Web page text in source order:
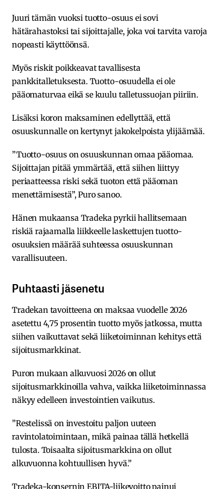
Juuri tämän vuoksi tuotto-osuus ei sovi
hätärahastoksi tai sijoittajalle, joka voi tarvita varoja
nopeasti käyttöönsä.
Myös riskit poikkeavat tavallisesta
pankkitalletuksesta. Tuotto-osuudella ei ole
pääomaturvaa eikä se kuulu talletussuojan piiriin.
Lisäksi koron maksaminen edellyttää, että
osuuskunnalle on kertynyt jakokelpoista ylijäämää.
”Tuotto-osuus on osuuskunnan omaa pääomaa.
Sijoittajan pitää ymmärtää, että siihen liittyy
periaatteessa riski sekä tuoton että pääoman
menettämisestä”, Puro sanoo.
Hänen mukaansa Tradeka pyrkii hallitsemaan
riskiä rajaamalla liikkeelle laskettujen tuotto-
osuuksien määrää suhteessa osuuskunnan
varallisuuteen.
Puhtaasti jäsenetu
Tradekan tavoitteena on maksaa vuodelle 2026
asetettu 4,75 prosentin tuotto myös jatkossa, mutta
siihen vaikuttavat sekä liiketoiminnan kehitys että
sijoitusmarkkinat.
Puron mukaan alkuvuosi 2026 on ollut
sijoitusmarkkinoilla vahva, vaikka liiketoiminnassa
näkyy edelleen investointien vaikutus.
”Restelissä on investoitu paljon uuteen
ravintolatoimintaan, mikä painaa tällä hetkellä
tulosta. Toisaalta sijoitusmarkkina on ollut
alkuvuonna kohtuullisen hyvä.”
Tradeka-konsernin EBITA-liikevoitto painui